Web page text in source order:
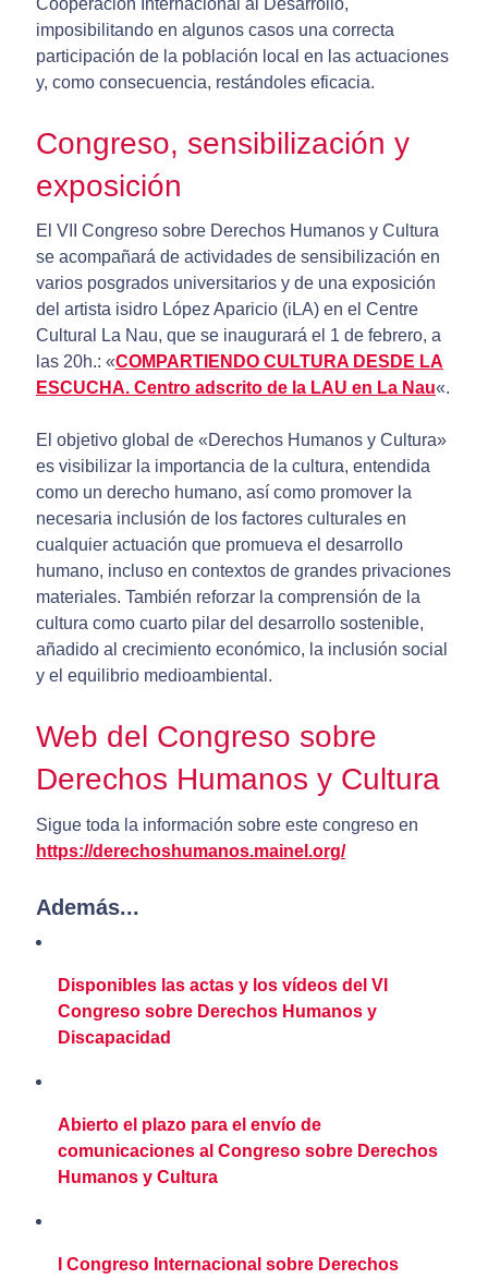
imposibilitando en algunos casos una correcta
participación de la población local en las actuaciones
y, como consecuencia, restándoles eficacia.
Congreso, sensibilización y
exposición
El VII Congreso sobre Derechos Humanos y Cultura
se acompañará de actividades de sensibilización en
varios posgrados universitarios y de una exposición
del artista isidro López Aparicio (iLA) en el Centre
Cultural La Nau, que se inaugurará el 1 de febrero, a
las 20h.: «COMPARTIENDO CULTURA DESDE LA
ESCUCHA. Centro adscrito de la LAU en La Nau«.
El objetivo global de «Derechos Humanos y Cultura»
es visibilizar la importancia de la cultura, entendida
como un derecho humano, así como promover la
necesaria inclusión de los factores culturales en
cualquier actuación que promueva el desarrollo
humano, incluso en contextos de grandes privaciones
materiales. También reforzar la comprensión de la
cultura como cuarto pilar del desarrollo sostenible,
añadido al crecimiento económico, la inclusión social
y el equilibrio medioambiental.
Web del Congreso sobre
Derechos Humanos y Cultura
Sigue toda la información sobre este congreso en
https://derechoshumanos.mainel.org/
Además...
Disponibles las actas y los vídeos del VI
Congreso sobre Derechos Humanos y
Discapacidad
Abierto el plazo para el envío de
comunicaciones al Congreso sobre Derechos
Humanos y Cultura
I Congreso Internacional sobre Derechos